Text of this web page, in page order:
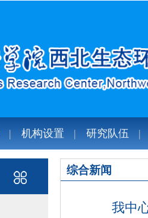
机构设置 研究队伍
综合新闻
我中